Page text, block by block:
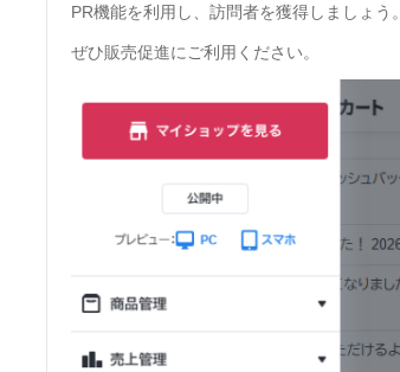
PR機能を利用し、訪問者を獲得しましょう。
ぜひ販売促進にご利用ください。